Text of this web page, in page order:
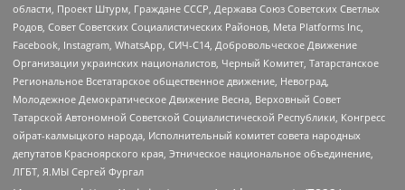
области, Проект Штурм, Граждане СССР, Держава Союз Советских Светлых
Родов, Совет Советских Социалистических Районов, Meta Platforms Inc,
Facebook, Instagram, WhatsApp, СИЧ-С14, Добровольческое Движение
Организации украинских националистов, Черный Комитет, Татарстанское
Региональное Всетатарское общественное движение, Невоград,
Молодежное Демократическое Движение Весна, Верховный Совет
Татарской Автономной Советской Социалистической Республики, Конгресс
ойрат-калмыцкого народа, Исполнительный комитет совета народных
депутатов Красноярского края, Этническое национальное объединение,
ЛГБТ, Я.МЫ Сергей Фургал